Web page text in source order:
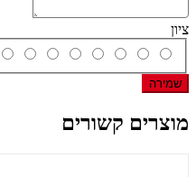
ציון
שמירה
מוצרים קשורים